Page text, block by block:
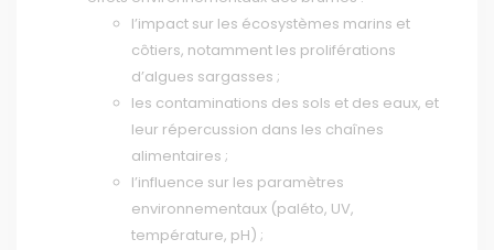
l’impact sur les écosystèmes marins et
côtiers, notamment les proliférations
d’algues sargasses ;
les contaminations des sols et des eaux, et
leur répercussion dans les chaînes
alimentaires ;
l’influence sur les paramètres
environnementaux (paléto, UV,
température, pH) ;